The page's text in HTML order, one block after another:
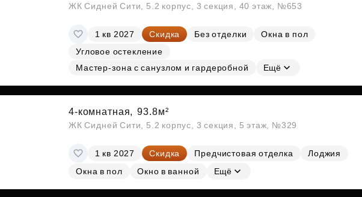
ЖК Сидней Сити, 5.2 корпус, 3 секция, 40 этаж, №653
1 кв 2027 Скидка Без отделки
Окна в пол
Угловое остекление
Мастер-зона с санузлом и гардеробной
Ещё
4-комнатная, 93.8м²
ЖК Сидней Сити, 5.2 корпус, 3 секция, 5 этаж, №329
1 кв 2027 Скидка Предчистовая отделка
Лоджия
Окна в пол
Окно в ванной Ещё